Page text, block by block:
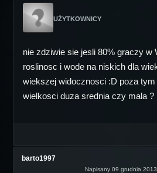
UŻYTKOWNICY
nie zdziwie sie jesli 80% graczy w
roslinosc i wode na niskich dla
wiekszej widocznosci :D poza
wielkosci duza srednia czy mala ?
barto1997
Napisany 09 grudnia